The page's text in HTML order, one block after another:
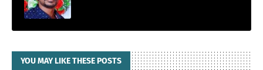
YOU MAY LIKE THESE POSTS